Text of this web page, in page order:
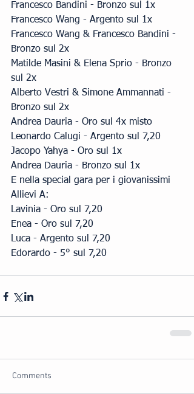
Francesco Bandini - Bronzo sul 1x
Francesco Wang - Argento sul 1x
Francesco Wang & Francesco Bandini -
Bronzo sul 2x
Matilde Masini & Elena Sprio - Bronzo
sul 2x
Alberto Vestri & Simone Ammannati -
Bronzo sul 2x
Andrea Dauria - Oro sul 4x misto
Leonardo Calugi - Argento sul 7,20
Jacopo Yahya - Oro sul 1x
Andrea Dauria - Bronzo sul 1x
E nella special gara per i giovanissimi
Allievi A:
Lavinia - Oro sul 7,20
Enea - Oro sul 7,20
Luca - Argento sul 7,20
Edorardo - 5° sul 7,20
Comments